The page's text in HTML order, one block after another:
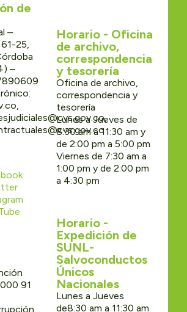
de
–
25,
–
91
Horario - Oficina
de archivo,
correspondencia
y tesorería
Oficina de archivo,
correspondencia y
tesorería
Lunes a Jueves de
8:30 am a 11:30 am y
de 2:00 pm a 5:00 pm
Viernes de 7:30 am a
1:00 pm y de 2:00 pm
a 4:30 pm
Horario -
Expedición de
SUNL-
Salvoconductos
Únicos
Nacionales
Lunes a Jueves
de8:30 am a 11:30 am